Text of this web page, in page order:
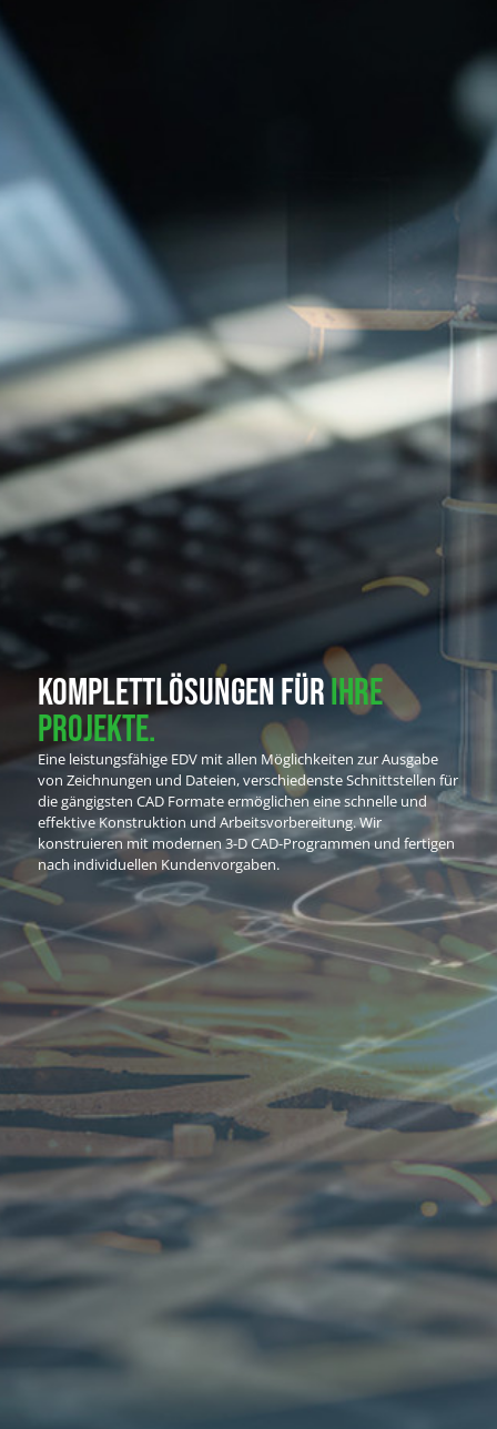
KOMPLETTLÖSUNGEN FÜRIHRE
PROJEKTE.
Eine leistungsfähige EDV mit allen Möglichkeiten zur Ausgabe
von Zeichnungen und Dateien, verschiedenste Schnittstellen für
die gängigsten CAD Formate ermöglichen eine schnelle und
effektive Konstruktion und Arbeitsvorbereitung. Wir
konstruieren mit modernen 3-D CAD-Programmen und fertigen
nach individuellen Kundenvorgaben.